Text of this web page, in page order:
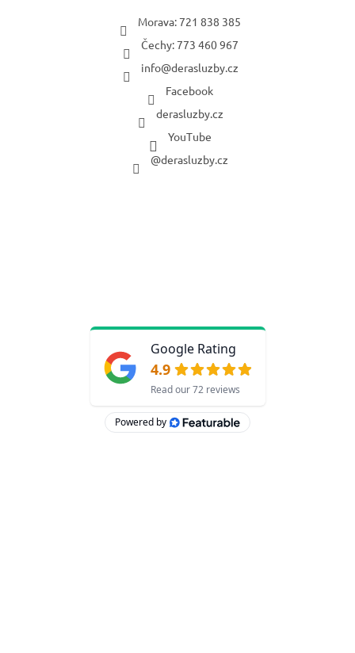
Morava: 721 838 385
Čechy: 773 460 967
info@derasluzby.cz
Facebook
derasluzby.cz
YouTube
@derasluzby.cz